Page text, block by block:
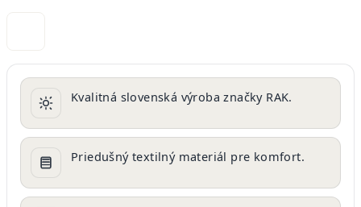
Kvalitná slovenská výroba značky RAK.
Priedušný textilný materiál pre komfort.